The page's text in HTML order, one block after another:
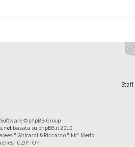
Staff
© phpBB Group
basata su phpBB.it 2010
Ghirardi & Riccardo "ikir" Merlo
| GZIP : On